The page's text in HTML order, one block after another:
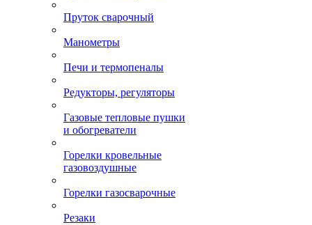
Пруток сварочный
Манометры
Печи и термопеналы
Редукторы, регуляторы
Газовые тепловые пушки
и обогреватели
Горелки кровельные
газовоздушные
Горелки газосварочные
Резаки